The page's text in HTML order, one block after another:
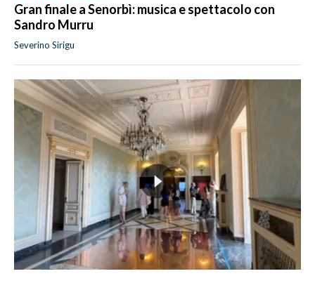
Gran finale a Senorbì: musica e spettacolo con
Sandro Murru
Severino Sirigu